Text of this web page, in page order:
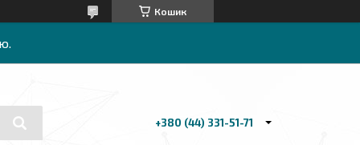
Кошик
+380 (44) 331-51-71